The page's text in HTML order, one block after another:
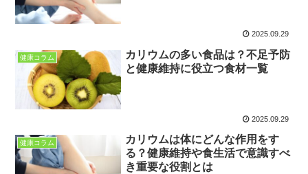
2025.09.29
健康コラム
カリウムの多い食品は？不足予防
と健康維持に役立つ食材一覧
2025.09.29
健康コラム
カリウムは体にどんな作用をす
る？健康維持や食生活で意識すべ
き重要な役割とは